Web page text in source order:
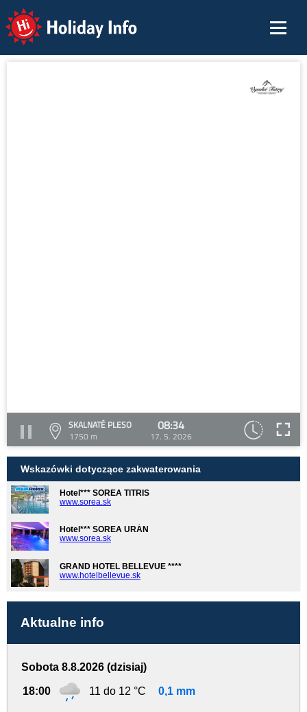
Holiday Info
SKALNATÉ PLESO
1750 m
08:34
17. 5. 2026
Wskazówki dotyczące zakwaterowania
Hotel*** SOREA TITRIS
www.sorea.sk
Hotel*** SOREA URÁN
www.sorea.sk
GRAND HOTEL BELLEVUE ****
www.hotelbellevue.sk
Aktualne info
Sobota 8.8.2026 (dzisiaj)
18:00 11 do 12 °C 0,1 mm